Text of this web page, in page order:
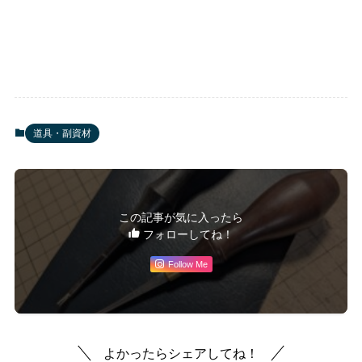
道具・副資材
この記事が気に入ったら
フォローしてね！
Follow Me
よかったらシェアしてね！